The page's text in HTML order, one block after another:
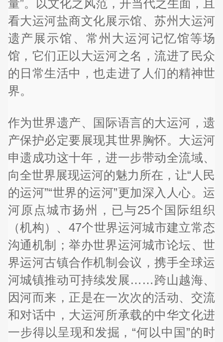
量”。以文化之风范，开当代之生面，且
看大运河盐商文化展示馆、苏州大运河
遗产展示馆、常州大运河记忆馆等场
馆，它们正以大运河之名，流进了民众
的日常生活中，也走进了人们的精神世
界。
作为世界遗产、国际语言的大运河，遗
产保护必定要展现其世界胸怀。大运河
申遗成功这十年，进一步带动全流域、
向全世界展现运河的魅力所在，让“人民
的运河”“世界的运河”更加深入人心。运
河原点城市扬州，已与25个国际组织
（机构）、47个世界运河城市建立常态
沟通机制；举办世界运河城市论坛、世
界运河古镇合作机制会议，携手全球运
河城镇推动可持续发展……跨山越海、
因河而来，正是在一次次的活动、交流
和对话中，大运河所承载的中华文化进
一步得以呈现和发掘，“何以中国”的时